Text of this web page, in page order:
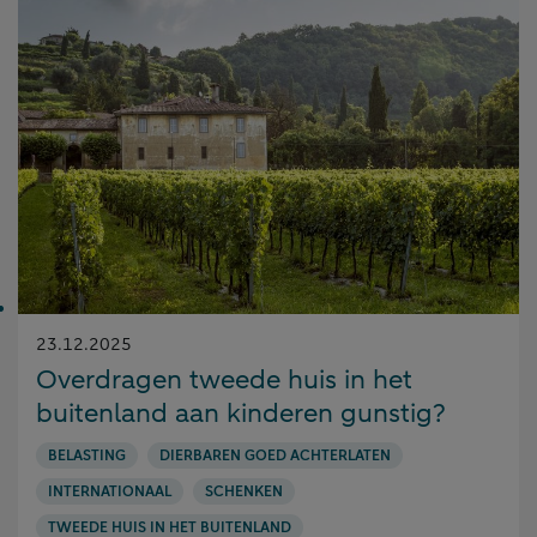
Gepubliceerd
op:
23.12.2025
Overdragen tweede huis in het
buitenland aan kinderen gunstig?
BELASTING
DIERBAREN GOED ACHTERLATEN
INTERNATIONAAL
SCHENKEN
TWEEDE HUIS IN HET BUITENLAND